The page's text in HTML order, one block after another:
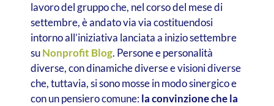
lavoro del gruppo che, nel corso del mese di
settembre, è andato via via costituendosi
intorno all’iniziativa lanciata a inizio settembre
suNonprofit Blog. Persone e personalità
diverse, con dinamiche diverse e visioni diverse
che, tuttavia, si sono mosse in modo sinergico e
con un pensiero comune:la convinzione che la